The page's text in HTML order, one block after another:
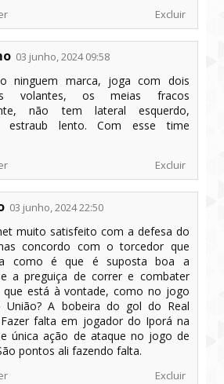
Excluir
03 junho, 2024 09:58
ninguem marca, joga com dois
volantes, os meias fracos
não tem lateral esquerdo,
estraub lento. Com esse time
Excluir
03 junho, 2024 22:50
muito satisfeito com a defesa do
concordo com o torcedor que
como é que é suposta boa a
a preguiça de correr e combater
que está à vontade, como no jogo
União? A bobeira do gol do Real
Fazer falta em jogador do Iporá na
única ação de ataque no jogo de
pontos ali fazendo falta.
Excluir